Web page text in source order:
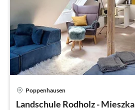
Poppenhausen
Landschule Rodholz -